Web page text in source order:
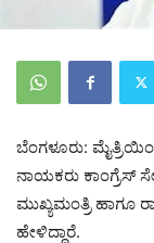
ಬೆಂಗಳೂರು:
ನಾಯಕರು ಕಾಂಗ್ರೆಸ್
ಮುಖ್ಯಮಂತ್ರಿ ಹಾಗೂ
ಹೇಳಿದ್ದಾರೆ.